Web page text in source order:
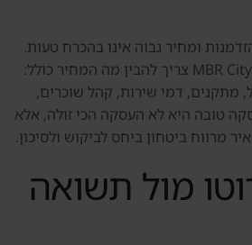
ומחיר גבוה אינו בהכרח טעות.
ב-Creek Harbour מול MBR City צריך להבין מה המחיר כולל:
מתקנים, דמי שירות, קהל שוכרים,
טובה היא לא העסקה הכי זולה, אלא
מרווח ביטחון ביחס לביקוש ולסיכון.
מול תשואה